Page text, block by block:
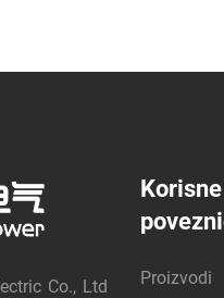
Co., Ltd
Korisne
Proizvodi